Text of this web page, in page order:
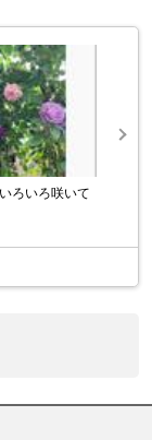
ろいろ咲いて